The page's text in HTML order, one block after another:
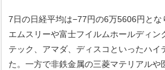
7日の日経平均は−77円の6万5606円とな
エムスリーや富士フイルムホールディン
テック、アマダ、ディスコといったハイ
た。一方で非鉄金属の三菱マテリアルや